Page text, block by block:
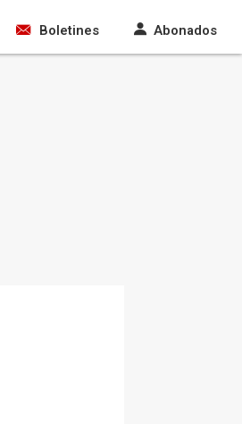
Boletines Abonados